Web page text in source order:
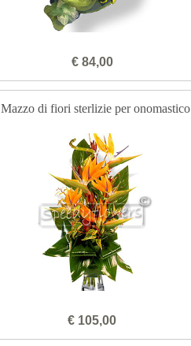
€ 84,00
Mazzo di fiori sterlizie per onomastico
€ 105,00